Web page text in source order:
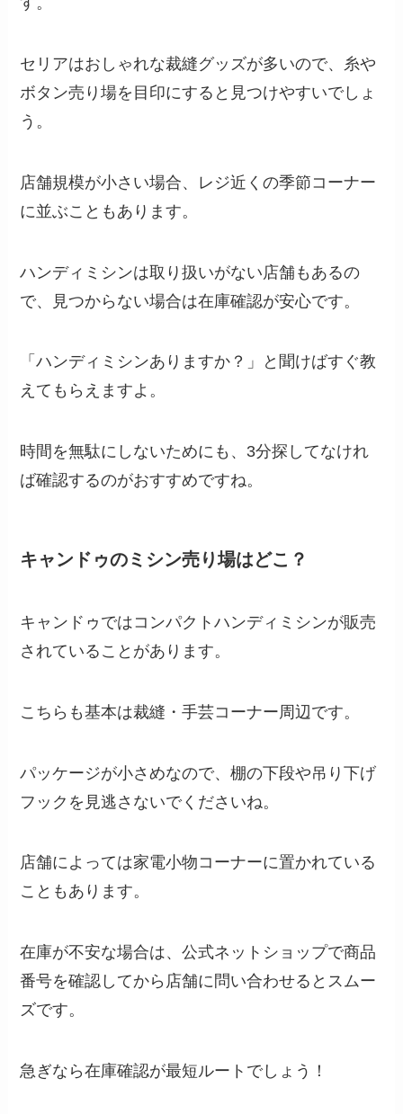
セリアはおしゃれな裁縫グッズが多いので、糸や
ボタン売り場を目印にすると見つけやすいでしょ
う。
店舗規模が小さい場合、レジ近くの季節コーナー
に並ぶこともあります。
ハンディミシンは取り扱いがない店舗もあるの
で、見つからない場合は在庫確認が安心です。
「ハンディミシンありますか？」と聞けばすぐ教
えてもらえますよ。
時間を無駄にしないためにも、3分探してなけれ
ば確認するのがおすすめですね。
キャンドゥのミシン売り場はどこ？
キャンドゥではコンパクトハンディミシンが販売
されていることがあります。
こちらも基本は裁縫・手芸コーナー周辺です。
パッケージが小さめなので、棚の下段や吊り下げ
フックを見逃さないでくださいね。
店舗によっては家電小物コーナーに置かれている
こともあります。
在庫が不安な場合は、公式ネットショップで商品
番号を確認してから店舗に問い合わせるとスムー
ズです。
急ぎなら在庫確認が最短ルートでしょう！